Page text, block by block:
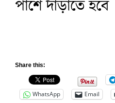
পাশে দাঁড়াতে হবে
Share this:
WhatsApp
Email